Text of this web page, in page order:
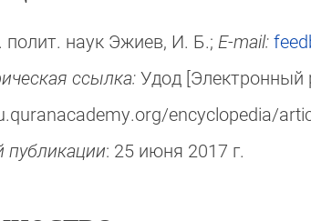
полит. наук Эжиев, И. Б.; E-mail:
ссылка:Удод [Электронный
encyclopedia/
публикации: 25 июня 2017 г.